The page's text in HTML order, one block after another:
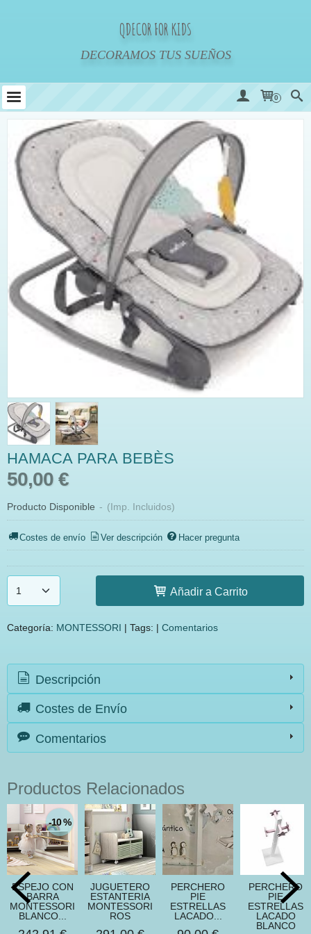
QDECOR FOR KIDS
DECORAMOS TUS SUEÑOS
0
HAMACA PARA BEBÈS
50,00 €
Producto Disponible - (Imp. Incluidos)
Costes de envío Ver descripción Hacer pregunta
Añadir a Carrito
Categoría: MONTESSORI | Tags: | Comentarios
Descripción
Costes de Envío
Comentarios
Productos Relacionados
-10 %
ESPEJO CON
BARRA
MONTESSORI
BLANCO...
JUGUETERO
ESTANTERIA
MONTESSORI
ROS
PERCHERO
PIE
ESTRELLAS
LACADO...
PERCHERO
PIE
ESTRELLAS
LACADO
BLANCO